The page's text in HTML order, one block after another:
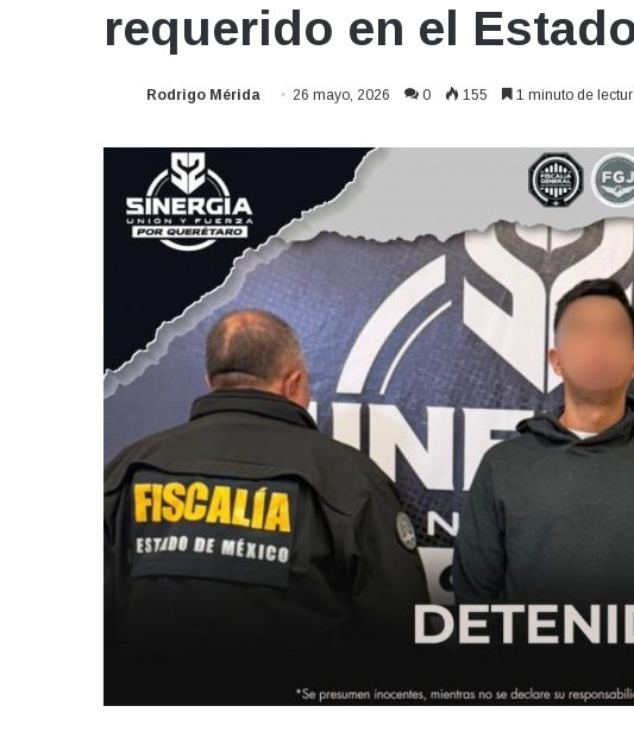
requerido en el
Rodrigo Mérida 26 mayo, 2026 0 155 1 minuto de